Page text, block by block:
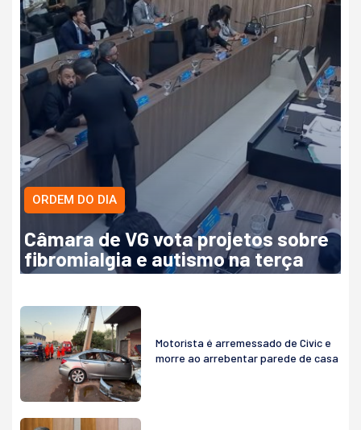
ORDEM DO DIA
Câmara de VG vota projetos sobre
fibromialgia e autismo na terça
Motorista é arremessado de Civic e
morre ao arrebentar parede de casa